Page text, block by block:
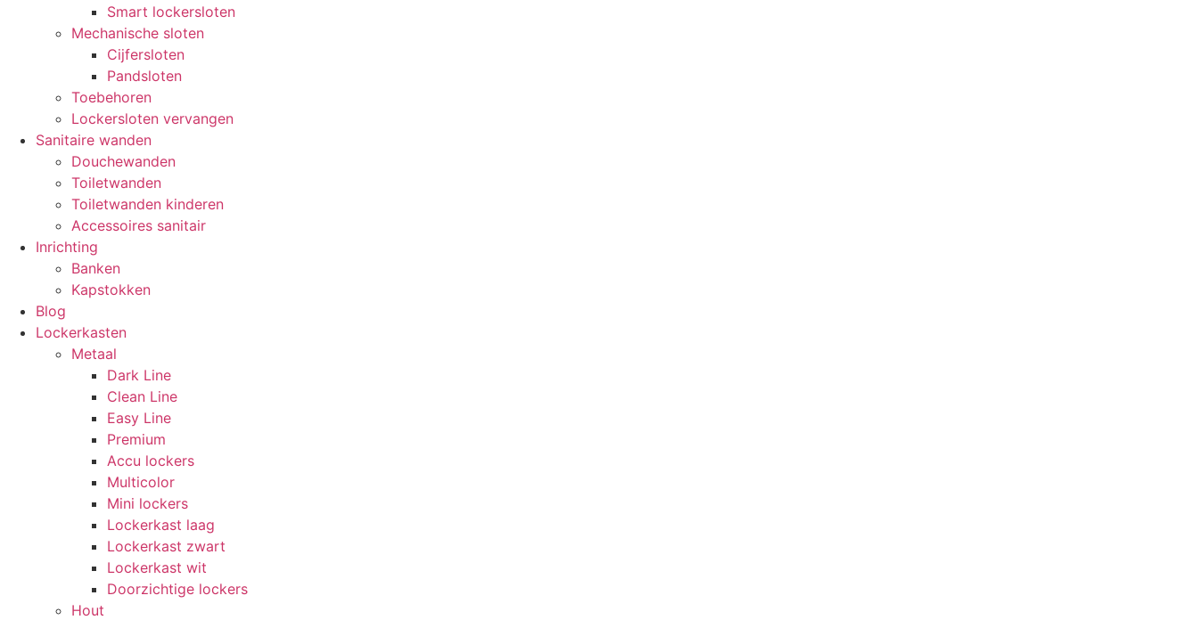
Smart lockersloten
Mechanische sloten
Cijfersloten
Pandsloten
Toebehoren
Lockersloten vervangen
Sanitaire wanden
Douchewanden
Toiletwanden
Toiletwanden kinderen
Accessoires sanitair
Inrichting
Banken
Kapstokken
Blog
Lockerkasten
Metaal
Dark Line
Clean Line
Easy Line
Premium
Accu lockers
Multicolor
Mini lockers
Lockerkast laag
Lockerkast zwart
Lockerkast wit
Doorzichtige lockers
Hout